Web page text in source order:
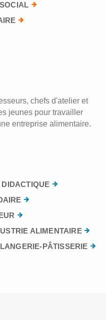
chefs d'atelier et
jeunes pour travailler
entreprise alimentaire.
ALIMENTAIRE
PÂTISSERIE